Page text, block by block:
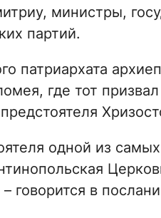
министры,
партий.
патриархата
где тот
одной из
говорится в